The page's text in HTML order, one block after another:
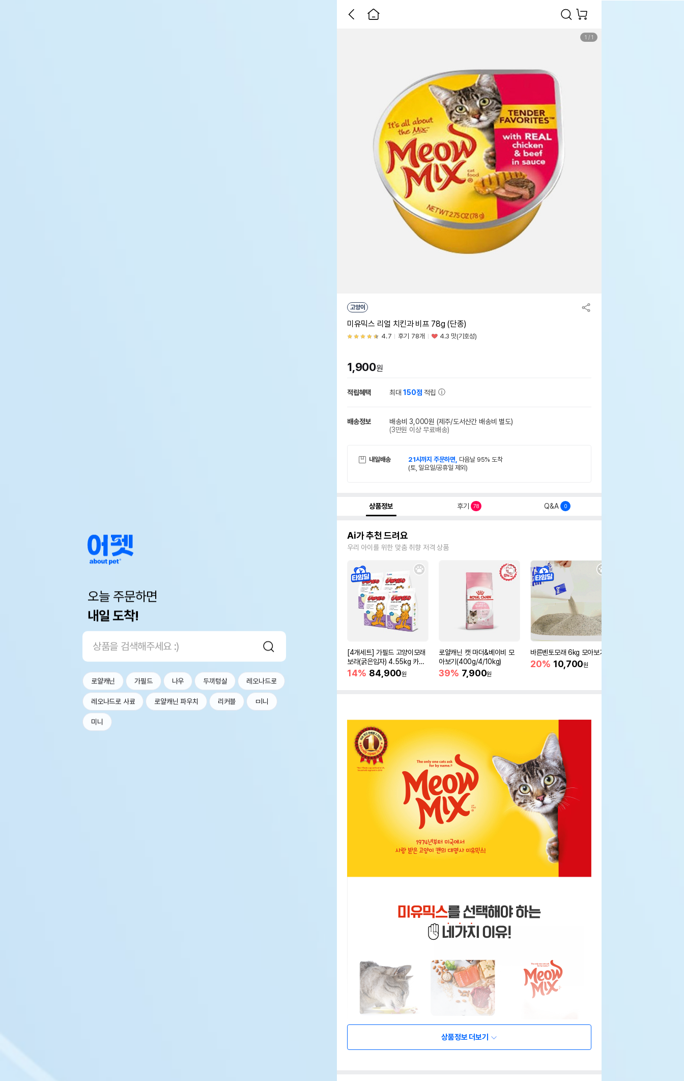
오늘 주문하면
내일 도착!
로얄캐닌 가필드 나우 두끼텅살 레오나드로
레오나드로 사료 로얄캐닌 파우치 리커블 ㅁl니
미니
1 / 1
고양이
미유믹스 리얼 치킨과 비프 78g (단종)
4.7 후기 78개 4.3 맛(기호성)
1,900원
적립혜택 최대150점 적립
배송정보 배송비 3,000원 (제주/도서산간 배송비 별도)
(3만원 이상 무료배송)
내일배송 21시까지 주문하면, 다음날 95% 도착
(토, 일요일/공휴일 제외)
상품정보 후기 78 Q&A 0
Ai가 추천 드려요
우리 아이를 위한 맞춤 취향 저격 상품
[4개세트] 가필드 고양이모래
보라(굵은입자) 4.55kg 카사
바모래
14% 84,900원
로얄캐닌 캣 마더&베이비 모
아보기(400g/4/10kg)
39% 7,900원
바른벤토모래 6kg 모아보기
20% 10,700원
상품정보 더보기